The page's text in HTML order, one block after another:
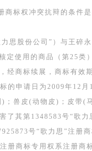
商标权冲突抗辩的条件
思股份公司”）与王
定使用的商品（第25
经商标续展，商标有
的申请日为2009年12
兽皮(动物皮)；皮带(
了其第1348583号“歌力
号“歌力思”注册
册商标专用权系注册